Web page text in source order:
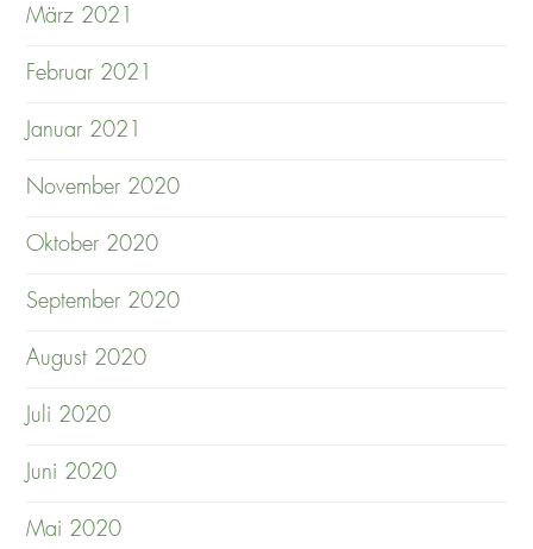
März 2021
Februar 2021
Januar 2021
November 2020
Oktober 2020
September 2020
August 2020
Juli 2020
Juni 2020
Mai 2020